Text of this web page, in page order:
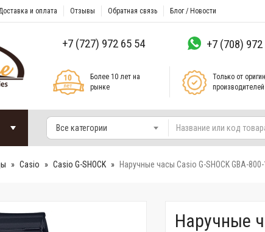
и оплата Отзывы Обратная связь Блог / Новости
+7 (727) 972 65 54 +7 (708)
Более 10 лет на
рынке
Только от
производителей
Все категории
Casio Casio G-SHOCK Наручные часы Casio G-SHOCK GBA-800-
Наручные